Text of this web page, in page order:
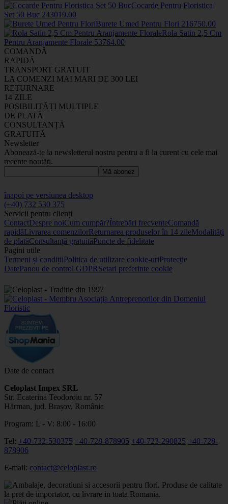
Cocarde Pentru Floristica
Set 50 Buc 243019.00
Burete Umed Pentru Flori 216750.00
Rola Satin 2,5 Cm
Pentru Aranjamente Florale 53764.00
COMANDĂ
RAPIDĂ
TRANSPORT GRATUIT
LA COMENZI MAI MARI DE 300 LEI
RETURNARE
14 ZILE
POSIBILITĂȚI MULTIPLE
DE PLATĂ
CONSULTANȚĂ
GRATUITĂ
Newsletter
Abonează-te la newsletterul nostru pentru a fi la curent cu cele mai
recente noutăți.
Mă abonez
înapoi pe versiunea desktop
(+40) 732 530 375
Servicii pentru clienți
ContactDespre noiCum cumpăr?Întrebări frecventeComandă
rapidăLivrarea comenzilorReturnarea produselor în 14 zileModalități
de platăConsultanță gratuităPuncte de fidelitate
Pagini utile
Termeni și condițiiPolitica de utilizare cookie-uriProtecție
DatePanou de control GDPRSetari preferinte cookie
Date de contact
Celoplast Impex SRL
Str. Ecaterina Teodoroiu nr. 57
Hărman, jud. Brașov, România
Program: L - V: 8:00 - 16:00
Tel: +40-732-530375 +40-728-878905 +40-723-290825 +40-728-
878906
E-mail: contact@celoplast.ro